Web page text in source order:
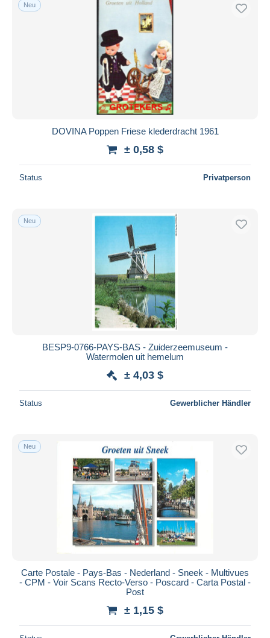
Neu
DOVINA Poppen Friese klederdracht 1961
± 0,58 $
Status Privatperson
Neu
BESP9-0766-PAYS-BAS - Zuiderzeemuseum -
Watermolen uit hemelum
± 4,03 $
Status Gewerblicher Händler
Neu
Carte Postale - Pays-Bas - Nederland - Sneek - Multivues
- CPM - Voir Scans Recto-Verso - Poscard - Carta Postal -
Post
± 1,15 $